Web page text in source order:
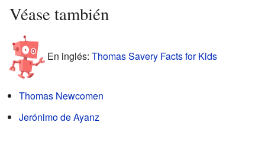
Véase también
En inglés: Thomas Savery Facts for Kids
Thomas Newcomen
Jerónimo de Ayanz